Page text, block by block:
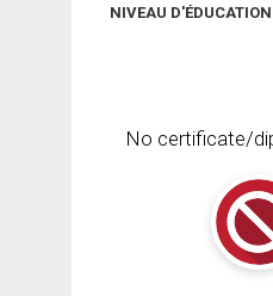
NIVEAU D'ÉDUCATION
No certificate/